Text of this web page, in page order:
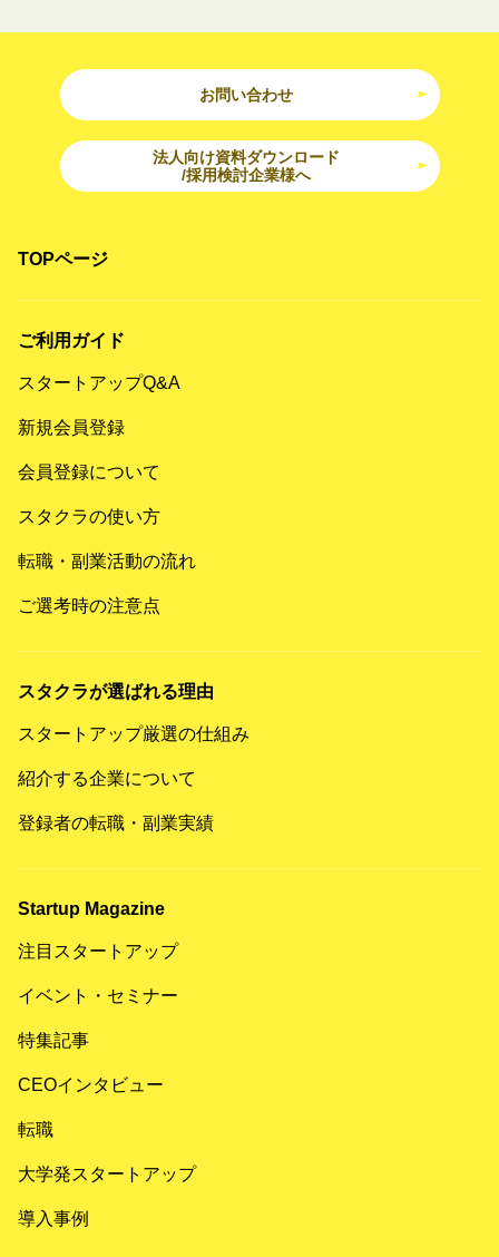
お問い合わせ
法人向け資料ダウンロード
/採用検討企業様へ
TOPページ
ご利用ガイド
スタートアップQ&A
新規会員登録
会員登録について
スタクラの使い方
転職・副業活動の流れ
ご選考時の注意点
スタクラが選ばれる理由
スタートアップ厳選の仕組み
紹介する企業について
登録者の転職・副業実績
Startup Magazine
注目スタートアップ
イベント・セミナー
特集記事
CEOインタビュー
転職
大学発スタートアップ
導入事例